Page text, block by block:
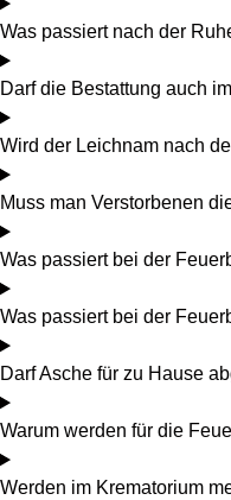
Was passiert nach der
Darf die Bestattung auch
Wird der Leichnam nach
Muss man Verstorbenen
Was passiert bei der
Was passiert bei der
Darf Asche für zu Hause
Warum werden für die
Werden im Krematorium